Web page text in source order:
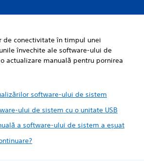
de conectivitate în timpul unei
învechite ale software-ului de
actualizare manuală pentru pornirea
software-ului de sistem
ului de sistem cu o unitate USB
a software-ului de sistem a eșuat